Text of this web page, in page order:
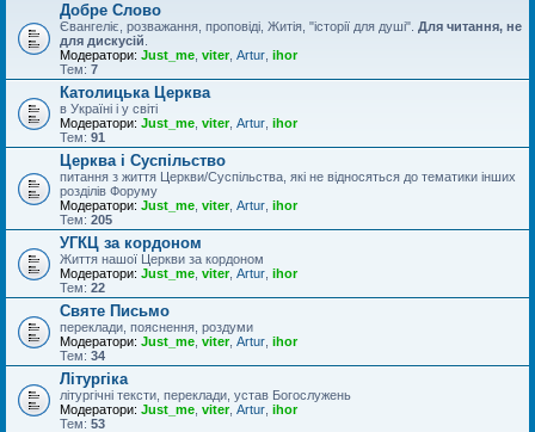
Добре Слово
Євангеліє, розважання, проповіді, Житія, "історії для душі". Для читання, не
для дискусій
Модератори: Just_me viter, Artur ihor
Тем: 7
Католицька Церква
в Україні і у світі
Модератори: Just_me viter, Artur ihor
Тем: 91
Церква і Суспільство
питання з життя Церкви/Суспільства, які не відносяться до тематики інших
розділів Форуму
Модератори: Just_me viter, Artur ihor
Тем: 205
УГКЦ за кордоном
Життя нашої Церкви за кордоном
Модератори: Just_me viter, Artur ihor
Тем: 22
Святе Письмо
переклади, пояснення, роздуми
Модератори: Just_me viter, Artur ihor
Тем: 34
Літургіка
літургічні тексти, переклади, устав Богослужень
Модератори: Just_me viter, Artur ihor
Тем: 53